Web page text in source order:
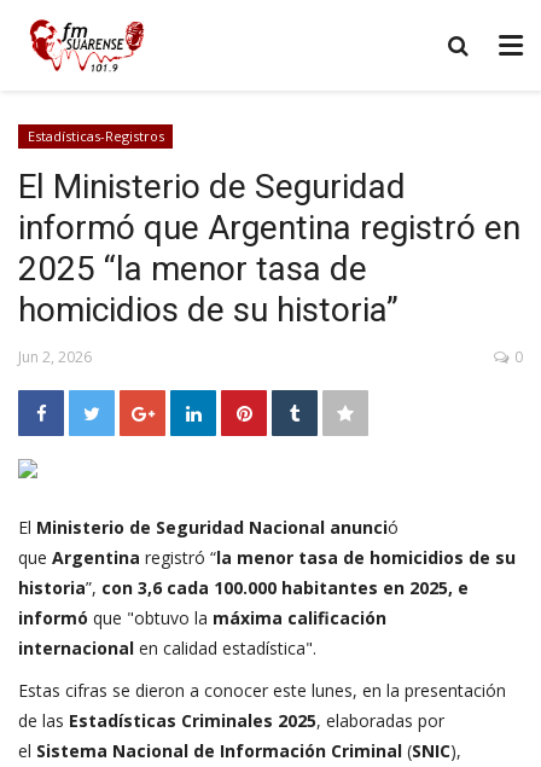
Estadísticas-Registros
El Ministerio de Seguridad
informó que Argentina registró en
2025 “la menor tasa de
homicidios de su historia”
Jun 2, 2026 0
El Ministerio de Seguridad Nacional anunció
que Argentina registró “la menor tasa de homicidios de su
historia”, con 3,6 cada 100.000 habitantes en 2025, e
informó que "obtuvo la máxima calificación
internacional en calidad estadística".
Estas cifras se dieron a conocer este lunes, en la presentación
de las Estadísticas Criminales 2025, elaboradas por
el Sistema Nacional de Información Criminal (SNIC),